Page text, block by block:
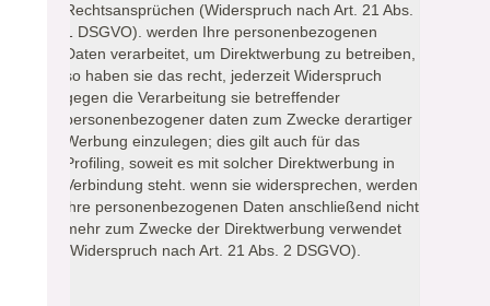
Rechtsansprüchen (Widerspruch nach Art. 21 Abs.
1 DSGVO). werden Ihre personenbezogenen
Daten verarbeitet, um Direktwerbung zu betreiben,
so haben sie das recht, jederzeit Widerspruch
gegen die Verarbeitung sie betreffender
personenbezogener daten zum Zwecke derartiger
Werbung einzulegen; dies gilt auch für das
Profiling, soweit es mit solcher Direktwerbung in
Verbindung steht. wenn sie widersprechen, werden
ihre personenbezogenen Daten anschließend nicht
mehr zum Zwecke der Direktwerbung verwendet
(Widerspruch nach Art. 21 Abs. 2 DSGVO).